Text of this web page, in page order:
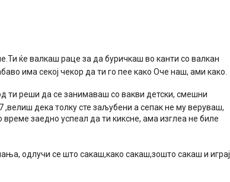
ќе валкаш раце за да буричкаш во канти со валкан
има секој чекор да ти го пее како Оче наш, ами како.
ти реши да се занимаваш со вакви детски, смешни
,велиш дека толку сте заљубени а сепак не му веруваш,
заедно успеал да ти киксне, ама изглеа не биле
одлучи се што сакаш,како сакаш,зошто сакаш и играј